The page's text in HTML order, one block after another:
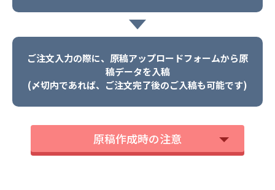
ご注文入力の際に、原稿アップロードフォームから原
稿データを入稿
(〆切内であれば、ご注文完了後のご入稿も可能です)
原稿作成時の注意